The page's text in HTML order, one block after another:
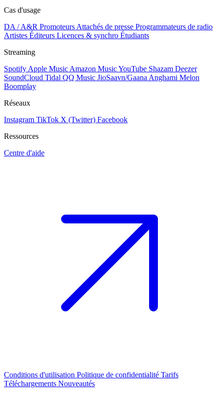
Cas d'usage
DA / A&R Promoteurs Attachés de presse Programmateurs de radio
Artistes Éditeurs Licences & synchro Étudiants
Streaming
Spotify Apple Music Amazon MusicYouTube Shazam Deezer
SoundCloud Tidal QQ Music JioSaavn/Gaana Anghami Melon
Boomplay
Réseaux
Instagram TikTok X (Twitter) Facebook
Ressources
Centre d'aide
Conditions d'utilisation Politique de confidentialité Tarifs
Téléchargements Nouveautés